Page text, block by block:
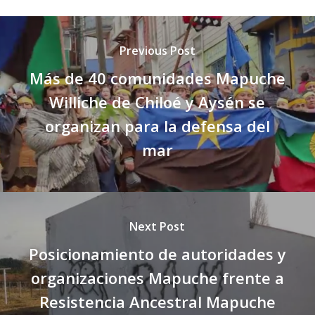
Previous Post
Más de 40 comunidades Mapuche
Williche de Chiloé y Aysén se
organizan para la defensa del
mar
Next Post
Posicionamiento de autoridades y
organizaciones Mapuche frente a
Resistencia Ancestral Mapuche